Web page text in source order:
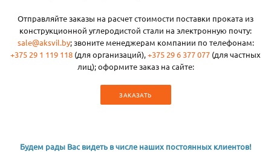
Отправляйте заказы на расчет стоимости поставки проката из
конструкционной углеродистой стали на электронную почту:
sale@aksvil.by; звоните менеджерам компании по телефонам:
+375 29 1 119 118 (для организаций),+375 29 6 377 077 (для частных
лиц); оформите заказ на сайте:
ЗАКАЗАТЬ
Будем рады Вас видеть в числе наших постоянных клиентов!